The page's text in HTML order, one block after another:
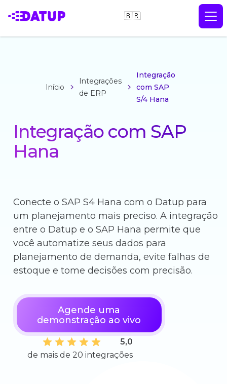
🇧🇷
Início
Integrações
de ERP
Integração
com SAP
S/4 Hana
Integração com SAP
Hana
Conecte o SAP S4 Hana com o Datup para
um planejamento mais preciso. A integração
entre o Datup e o SAP Hana permite que
você automatize seus dados para
planejamento de demanda, evite falhas de
estoque e tome decisões com precisão.
Agende uma
demonstração ao vivo
5,0
de mais de 20 integrações